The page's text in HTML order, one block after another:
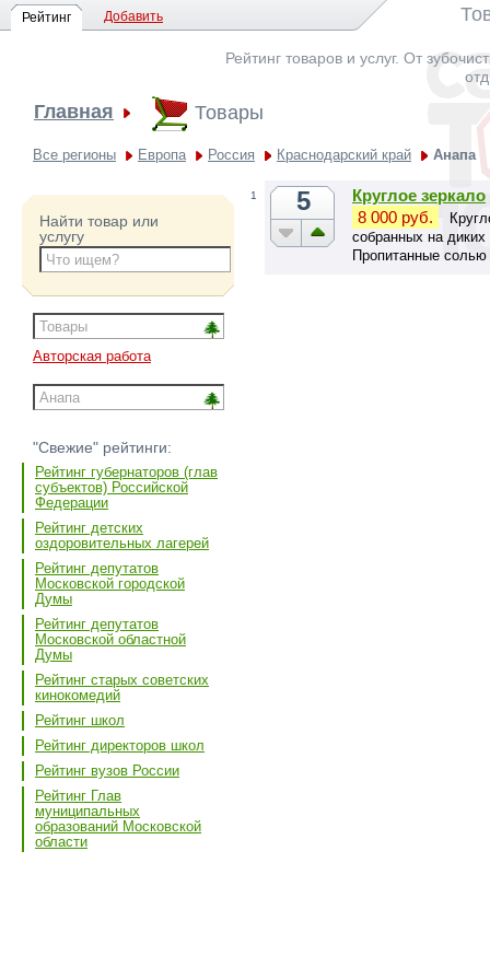
Рейтинг Добавить
Рейтинг товаров и услуг. От
Главная Товары
Все регионы Европа Россия Краснодарский край Анапа
Найти товар или
услугу
Авторская работа
"Свежие" рейтинги:
Рейтинг губернаторов (глав
субъектов) Российской
Федерации
Рейтинг детских
оздоровительных лагерей
Рейтинг депутатов
Московской городской
Думы
Рейтинг депутатов
Московской областной
Думы
Рейтинг старых советских
кинокомедий
Рейтинг школ
Рейтинг директоров школ
Рейтинг вузов России
Рейтинг Глав
муниципальных
образований Московской
области
1 5
Круглое зеркало
8 000 руб.
собранных на
Пропитанные